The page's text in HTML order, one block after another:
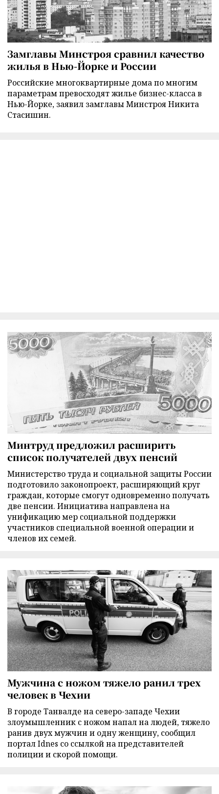
Замглавы Минстроя сравнил качество
жилья в Нью-Йорке и России
Российские многоквартирные дома по многим
параметрам превосходят жилье бизнес-класса в
Нью-Йорке, заявил замглавы Минстроя Никита
Стасишин.
Минтруд предложил расширить
список получателей двух пенсий
Министерство труда и социальной защиты России
подготовило законопроект, расширяющий круг
граждан, которые смогут одновременно получать
две пенсии. Инициатива направлена на
унификацию мер социальной поддержки
участников специальной военной операции и
членов их семей.
Мужчина с ножом тяжело ранил трех
человек в Чехии
В городе Танвалде на северо-западе Чехии
злоумышленник с ножом напал на людей, тяжело
ранив двух мужчин и одну женщину, сообщил
портал Idnes со ссылкой на представителей
полиции и скорой помощи.